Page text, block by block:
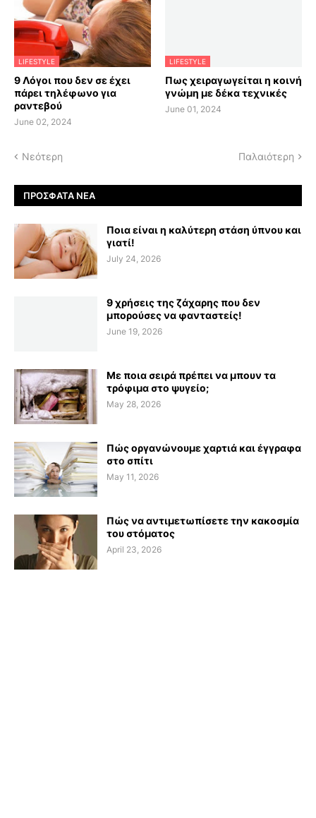
LIFESTYLE
9 Λόγοι που δεν σε έχει
πάρει τηλέφωνο για
ραντεβού
June 02, 2024
LIFESTYLE
Πως χειραγωγείται η κοινή
γνώμη με δέκα τεχνικές
June 01, 2024
Νεότερη Παλαιότερη
ΠΡΌΣΦΑΤΑ ΝΈΑ
Ποια είναι η καλύτερη στάση ύπνου και
γιατί!
July 24, 2026
9 χρήσεις της ζάχαρης που δεν
μπορούσες να φανταστείς!
June 19, 2026
Με ποια σειρά πρέπει να μπουν τα
τρόφιμα στο ψυγείο;
May 28, 2026
Πώς οργανώνουμε χαρτιά και έγγραφα
στο σπίτι
May 11, 2026
Πώς να αντιμετωπίσετε την κακοσμία
του στόματος
April 23, 2026